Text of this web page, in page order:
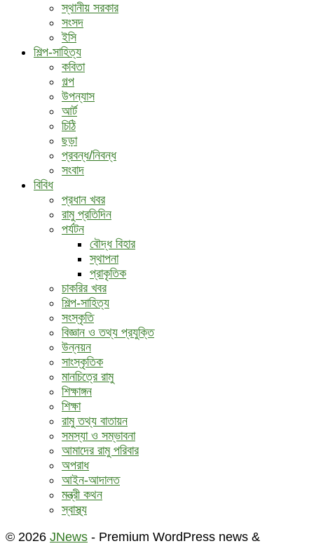
স্থানীয় সরকার
সংসদ
ইসি
শিল্প-সাহিত্য
কবিতা
গল্প
উপন্যাস
আর্ট
চিঠি
ছড়া
প্রবন্ধ/নিবন্ধ
সংবাদ
বিবিধ
প্রধান খবর
রামু প্রতিদিন
পর্যটন
বৌদ্ধ ‍বিহার
স্থাপনা
প্রাকৃতিক
চাকরির খবর
শিল্প-সাহিত্য
সংস্কৃতি
বিজ্ঞান ও তথ্য প্রযুক্তি
উন্নয়ন
সাংস্কৃতিক
মানচিত্রে রামু
শিক্ষাঙ্গন
শিক্ষা
রামু তথ্য বাতায়ন
সমস্যা ও সম্ভাবনা
আমাদের রামু পরিবার
অপরাধ
আইন-আদালত
মন্ত্রী কথন
স্বাস্থ্য
© 2026 JNews - Premium WordPress news &